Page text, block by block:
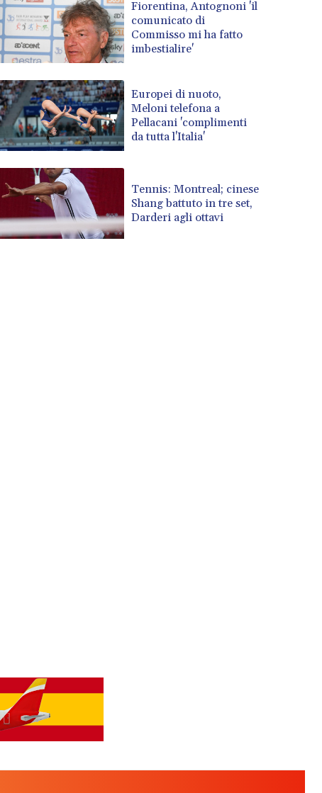
Fiorentina, Antognoni 'il
comunicato di
Commisso mi ha fatto
imbestialire'
Europei di nuoto,
Meloni telefona a
Pellacani 'complimenti
da tutta l'Italia'
Tennis: Montreal; cinese
Shang battuto in tre set,
Darderi agli ottavi